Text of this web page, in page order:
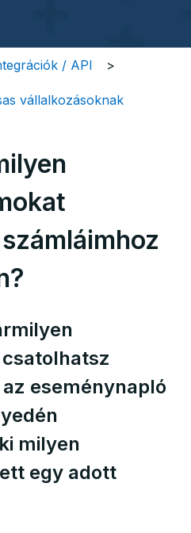
/ API
vállalkozásoknak
eseménynapló
milyen
egy adott